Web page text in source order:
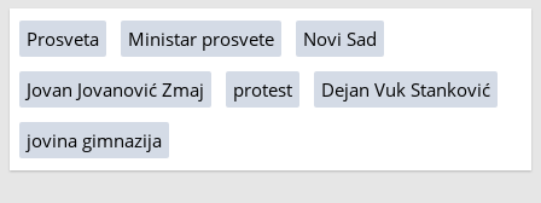
Prosveta Ministar prosvete Novi Sad
Jovan Jovanović Zmaj protest Dejan Vuk Stanković
jovina gimnazija